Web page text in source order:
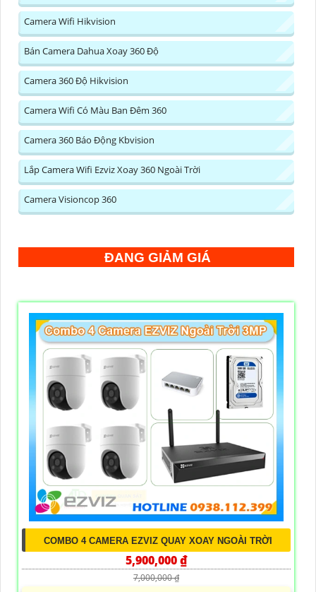
Camera Wifi Hikvision
Bán Camera Dahua Xoay 360 Độ
Camera 360 Độ Hikvision
Camera Wifi Có Màu Ban Đêm 360
Camera 360 Báo Động Kbvision
Lắp Camera Wifi Ezviz Xoay 360 Ngoài Trời
Camera Visioncop 360
ĐANG GIẢM GIÁ
COMBO 4 CAMERA EZVIZ QUAY XOAY NGOÀI TRỜI
5,900,000 ₫
7,000,000 ₫